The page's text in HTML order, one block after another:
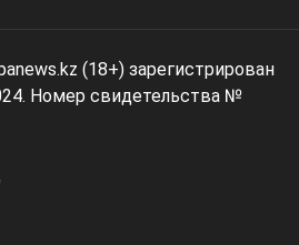
(18+) зарегистрирован
Номер свидетельства №